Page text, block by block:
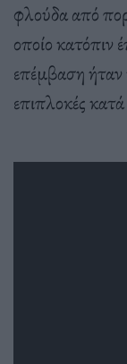
φλούδα από
οποίο κατόπιν
επέμβαση ήταν
επιπλοκές